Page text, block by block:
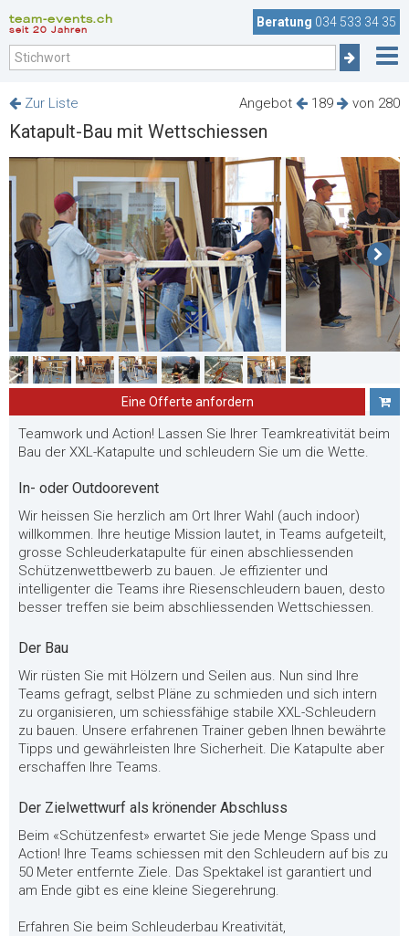
team-events.ch
seit 20 Jahren
Beratung 034 533 34 35
Angebot 189 von 280
Zur Liste
Katapult-Bau mit Wettschiessen
Eine Offerte anfordern
Teamwork und Action! Lassen Sie Ihrer Teamkreativität beim
Bau der XXL-Katapulte und schleudern Sie um die Wette.
In- oder Outdoorevent
Wir heissen Sie herzlich am Ort Ihrer Wahl (auch indoor)
willkommen. Ihre heutige Mission lautet, in Teams aufgeteilt,
grosse Schleuderkatapulte für einen abschliessenden
Schützenwettbewerb zu bauen. Je effizienter und
intelligenter die Teams ihre Riesenschleudern bauen, desto
besser treffen sie beim abschliessenden Wettschiessen.
Der Bau
Wir rüsten Sie mit Hölzern und Seilen aus. Nun sind Ihre
Teams gefragt, selbst Pläne zu schmieden und sich intern
zu organisieren, um schiessfähige stabile XXL-Schleudern
zu bauen. Unsere erfahrenen Trainer geben Ihnen bewährte
Tipps und gewährleisten Ihre Sicherheit. Die Katapulte aber
erschaffen Ihre Teams.
Der Zielwettwurf als krönender Abschluss
Beim «Schützenfest» erwartet Sie jede Menge Spass und
Action! Ihre Teams schiessen mit den Schleudern auf bis zu
50 Meter entfernte Ziele. Das Spektakel ist garantiert und
am Ende gibt es eine kleine Siegerehrung.
Erfahren Sie beim Schleuderbau Kreativität,